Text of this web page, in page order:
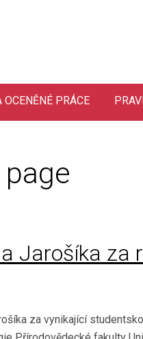
OCENĚNÉ PRÁCE
Jarošíka za
za vynikající